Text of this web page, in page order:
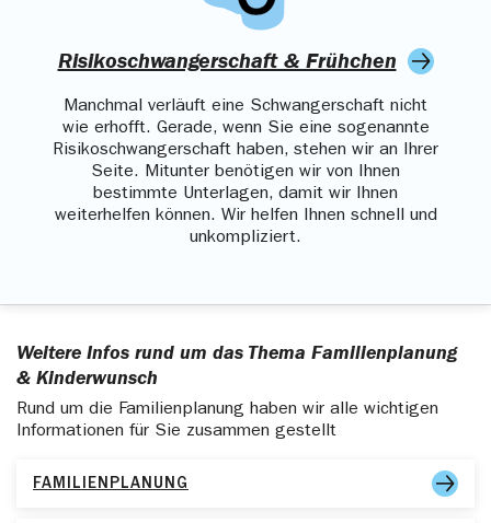
Risikoschwangerschaft & Frühchen
Manchmal verläuft eine Schwangerschaft nicht
wie erhofft. Gerade, wenn Sie eine sogenannte
Risikoschwangerschaft haben, stehen wir an Ihrer
Seite. Mitunter benötigen wir von Ihnen
bestimmte Unterlagen, damit wir Ihnen
weiterhelfen können. Wir helfen Ihnen schnell und
unkompliziert.
Weitere Infos rund um das Thema Familienplanung
& Kinderwunsch
Rund um die Familienplanung haben wir alle wichtigen
Informationen für Sie zusammen gestellt
FAMILIENPLANUNG